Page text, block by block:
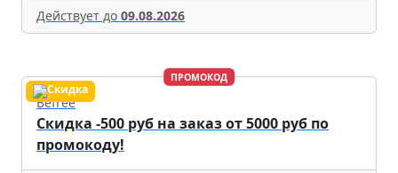
Действует до 09.08.2026
ПРОМОКОД
Befree
Скидка -500 руб на заказ от 5000 руб по
промокоду!